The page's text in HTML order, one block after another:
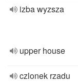
izba wyzsza
upper house
czlonek rzadu